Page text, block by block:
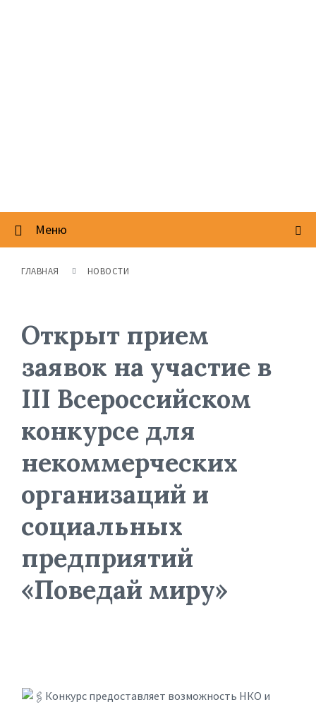
Меню
ГЛАВНАЯ НОВОСТИ
Открыт прием
заявок на участие в
III Всероссийском
конкурсе для
некоммерческих
организаций и
социальных
предприятий
«Поведай миру»
Конкурс предоставляет возможность НКО и